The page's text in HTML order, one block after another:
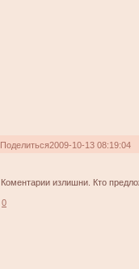
Поделиться2009-10-13 08:19:04
Коментарии излишни. Кто
0